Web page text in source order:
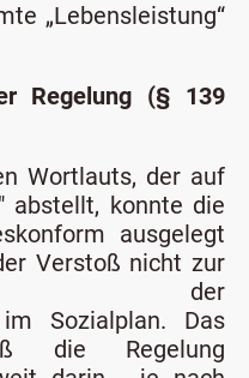
„Lebensleistung“
Regelung (§ 139
Wortlauts, der auf
abstellt, konnte die
ausgelegt
Verstoß nicht zur
der
im Sozialplan. Das
die Regelung